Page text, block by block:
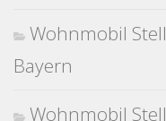
Wohnmobil
Bayern
Wohnmobil